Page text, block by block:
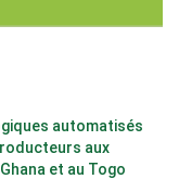
automatisés
aux
et au Togo